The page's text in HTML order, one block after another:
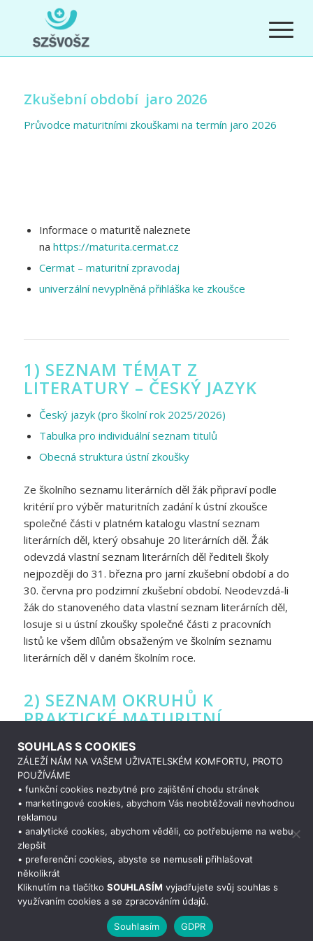
Zkušební období jaro 2026
Průvodce maturitními zkouškami na termín jaro 2026
Informace o maturitě naleznete
na https://maturita.cermat.cz
Cermat – maturitní zpravodaj
univerzální nevyplněná přihláška ke zkoušce
1) SEZNAM TÉMAT Z
LITERATURY – ČESKÝ JAZYK
Český jazyk (pro školní rok 2025/2026)
Tabulka pro individuální seznam titulů
Obecná struktura ústní zkoušky
Ze školního seznamu literárních děl žák připraví podle
kritérií pro výběr maturitních zadání k ústní zkoušce
společné části v platném katalogu vlastní seznam
literárních děl, který obsahuje 20 literárních děl. Žák
odevzdá vlastní seznam literárních děl řediteli školy
nejpozději do 31. března pro jarní zkušební období a do
30. června pro podzimní zkušební období. Neodevzdá-li
žák do stanoveného data vlastní seznam literárních děl,
losuje si u ústní zkoušky společné části z pracovních
listů ke všem dílům obsaženým ve školním seznamu
literárních děl v daném školním roce.
2) SEZNAM OKRUHŮ K
PRAKTICKÉ MATURITNÍ
Zdravotnické lyceum (pro školní rok 2025/2026)
Archiv 2018/2020
Archiv 2016/2017
Archiv 2015/2016
Archiv 2014/2015
SOUHLAS S COOKIES
ZÁLEŽÍ NÁM NA VAŠEM UŽIVATELSKÉM KOMFORTU, PROTO
POUŽÍVÁME
• funkční cookies nezbytné pro zajištění chodu stránek
• marketingové cookies, abychom Vás neobtěžovali nevhodnou
reklamou
• analytické cookies, abychom věděli, co potřebujeme na webu
zlepšit
• preferenční cookies, abyste se nemuseli přihlašovat
několikrát
Kliknutím na tlačítko SOUHLASÍM vyjadřujete svůj souhlas s
využívaním cookies a se zpracováním údajů.
Souhlasím GDPR